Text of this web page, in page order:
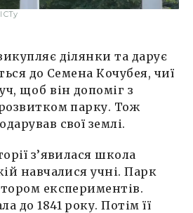
ділянки та дарує
до Семена Кочубея, чиї
щоб він допоміг з
парку. Тож
свої землі.
з’явилася школа
навчалися учні. Парк
експериментів.
до 1841 року. Потім її